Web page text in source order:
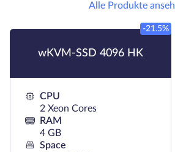
Alle Produkte
wKVM-SSD 4096 HK
-21.5%
CPU
2 Xeon Cores
RAM
4 GB
Space